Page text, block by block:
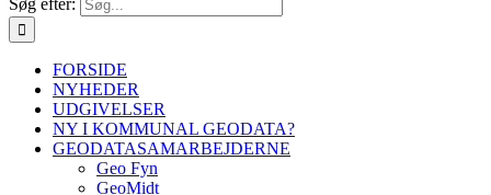
Søg efter:
FORSIDE
NYHEDER
UDGIVELSER
NY I KOMMUNAL GEODATA?
GEODATASAMARBEJDERNE
Geo Fyn
GeoMidt